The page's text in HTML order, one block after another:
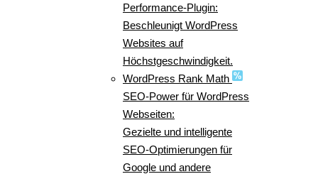
Performance-Plugin:
Beschleunigt WordPress
Websites auf
Höchstgeschwindigkeit.
WordPress Rank Math
SEO-Power für WordPress
Webseiten:
Gezielte und intelligente
SEO-Optimierungen für
Google und andere